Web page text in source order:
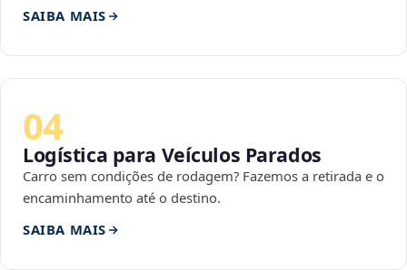
SAIBA MAIS
04
Logística para Veículos Parados
Carro sem condições de rodagem? Fazemos a retirada e o
encaminhamento até o destino.
SAIBA MAIS